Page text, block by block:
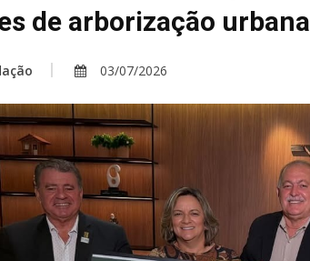
de arborização urbana
03/07/2026